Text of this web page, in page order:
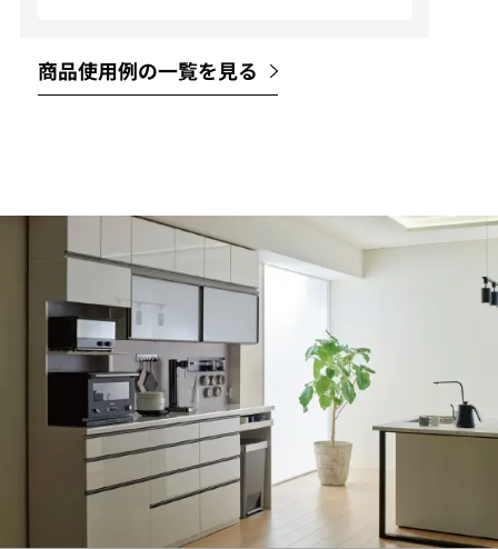
商品使用例の一覧を見る